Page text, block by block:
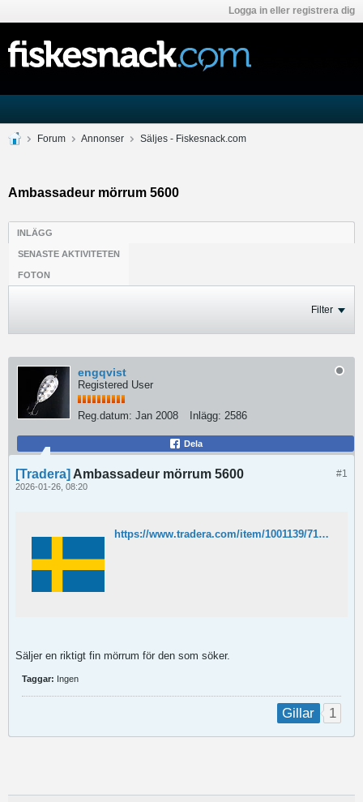
Logga in eller registrera dig
Forum Annonser Säljes - Fiskesnack.com
Ambassadeur mörrum 5600
INLÄGG
SENASTE AKTIVITETEN
FOTON
Filter
engqvist
Registered User
Reg.datum: Jan 2008 Inlägg: 2586
Dela
#1
[Tradera] Ambassadeur mörrum 5600
2026-01-26, 08:20
https://www.tradera.com/item/1001139/713550914/ambassadeur-morrum-5600
Säljer en riktigt fin mörrum för den som söker.
Taggar: Ingen
Gillar 1